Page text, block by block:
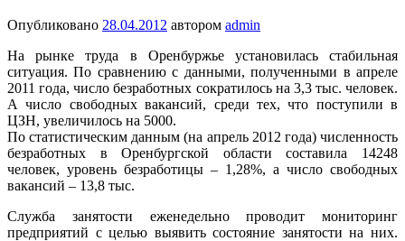
Опубликовано 28.04.2012 автором admin
На рынке труда в Оренбуржье установилась стабильная
ситуация. По сравнению с данными, полученными в апреле
2011 года, число безработных сократилось на 3,3 тыс. человек.
А число свободных вакансий, среди тех, что поступили в
ЦЗН, увеличилось на 5000.
По статистическим данным (на апрель 2012 года) численность
безработных в Оренбургской области составила 14248
человек, уровень безработицы – 1,28%, а число свободных
вакансий – 13,8 тыс.
Служба занятости еженедельно проводит мониторинг
предприятий с целью выявить состояние занятости на них.